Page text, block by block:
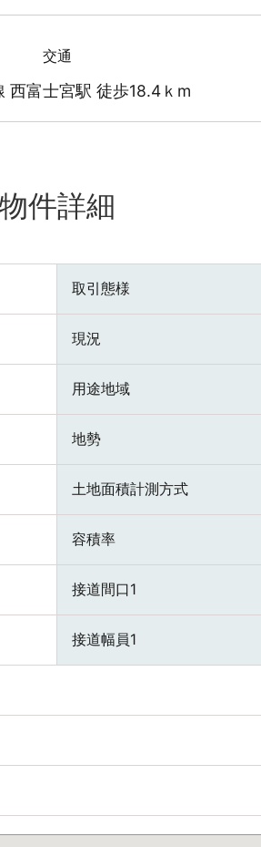
交通
西富士宮駅 徒歩18.4ｋm
物件詳細
取引態様
現況
用途地域
地勢
土地面積計測方式
容積率
接道間口1
接道幅員1